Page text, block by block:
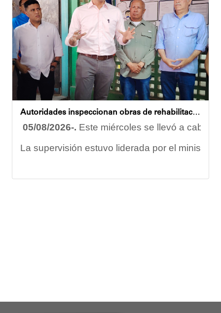
Eudicis Viva, habitante de la comunidad y
Esta iniciativa se enmarca en la política social
Oskarina Rosso
Autoridades inspeccionan obras de rehabilitación en la U.E.N. José Antonio Calcaño en Caucagüita
05/08/2026-. Este miércoles se llevó a cabo
La supervisión estuvo liderada por el ministro
Las obras en ejecución contemplan la pintura